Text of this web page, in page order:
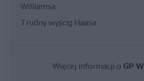
Williamsa
Trudny wyścig Haasa
Więcej informacji o GP